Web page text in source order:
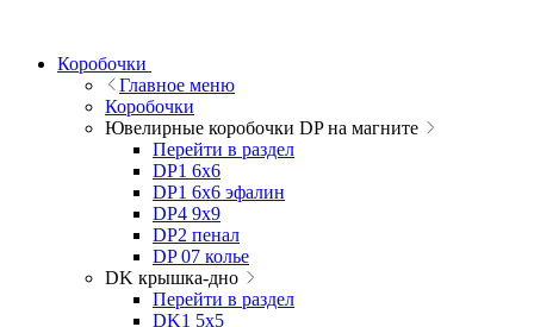
Коробочки
Главное меню
Коробочки
Ювелирные коробочки DP на магните
Перейти в раздел
DP1 6x6
DP1 6x6 эфалин
DP4 9x9
DP2 пенал
DP 07 колье
DK крышка-дно
Перейти в раздел
DK1 5x5